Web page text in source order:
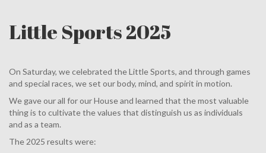
Little Sports 2025
On Saturday, we celebrated the Little Sports, and through games
and special races, we set our body, mind, and spirit in motion.
We gave our all for our House and learned that the most valuable
thing is to cultivate the values that distinguish us as individuals
and as a team.
The 2025 results were: